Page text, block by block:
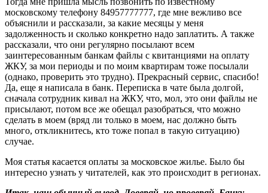
московскому телефону 84957777777, где мне вежливо все
объяснили и рассказали, за какие месяцы у меня
задолженность и сколько конкретно надо заплатить. А также
рассказали, что они регулярно посылают всем
заинтересованным банкам файлы с квитанциями на оплату
ЖКУ, за мои периоды и по моим квартирам тоже посылали
(однако, проверить это трудно). Прекрасный сервис, спасибо!
Да, еще я написала в банк. Переписка в чате была долгой,
сначала сотрудник кивал на ЖКУ, что, мол, это они файлы не
присылают, потом все же обещал разобраться, что можно
сделать в моем (вряд ли только в моем, нас должно быть
много, откликнитесь, кто тоже попал в такую ситуацию)
случае.
Моя статья касается оплаты за московское жилье. Было бы
интересно узнать у читателей, как это происходит в регионах.